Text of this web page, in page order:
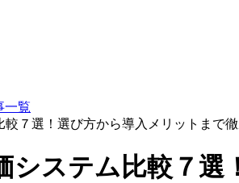
一覧
７選！選び方から導入メリットまで徹
システム比較７選